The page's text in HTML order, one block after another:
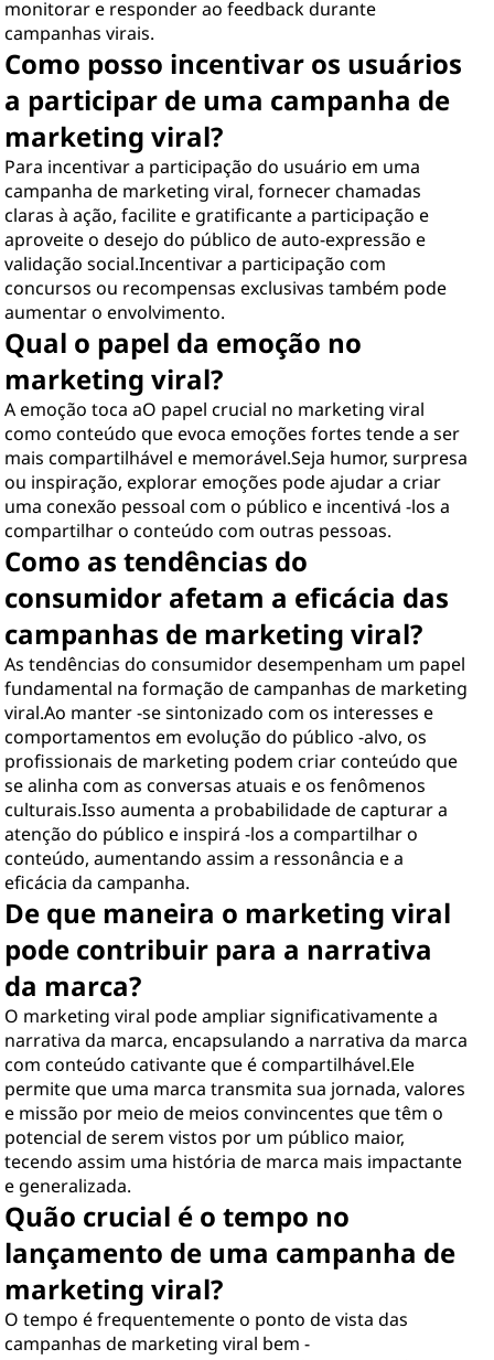
monitorar e responder ao feedback durante
campanhas virais.
Como posso incentivar os usuários
a participar de uma campanha de
marketing viral?
Para incentivar a participação do usuário em uma
campanha de marketing viral, fornecer chamadas
claras à ação, facilite e gratificante a participação e
aproveite o desejo do público de auto-expressão e
validação social.Incentivar a participação com
concursos ou recompensas exclusivas também pode
aumentar o envolvimento.
Qual o papel da emoção no
marketing viral?
A emoção toca aO papel crucial no marketing viral
como conteúdo que evoca emoções fortes tende a ser
mais compartilhável e memorável.Seja humor, surpresa
ou inspiração, explorar emoções pode ajudar a criar
uma conexão pessoal com o público e incentivá -los a
compartilhar o conteúdo com outras pessoas.
Como as tendências do
consumidor afetam a eficácia das
campanhas de marketing viral?
As tendências do consumidor desempenham um papel
fundamental na formação de campanhas de marketing
viral.Ao manter -se sintonizado com os interesses e
comportamentos em evolução do público -alvo, os
profissionais de marketing podem criar conteúdo que
se alinha com as conversas atuais e os fenômenos
culturais.Isso aumenta a probabilidade de capturar a
atenção do público e inspirá -los a compartilhar o
conteúdo, aumentando assim a ressonância e a
eficácia da campanha.
De que maneira o marketing viral
pode contribuir para a narrativa
da marca?
O marketing viral pode ampliar significativamente a
narrativa da marca, encapsulando a narrativa da marca
com conteúdo cativante que é compartilhável.Ele
permite que uma marca transmita sua jornada, valores
e missão por meio de meios convincentes que têm o
potencial de serem vistos por um público maior,
tecendo assim uma história de marca mais impactante
e generalizada.
Quão crucial é o tempo no
lançamento de uma campanha de
marketing viral?
O tempo é frequentemente o ponto de vista das
campanhas de marketing viral bem -